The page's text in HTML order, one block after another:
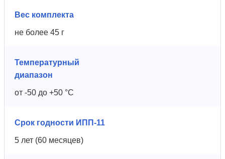
Вес комплекта
не более 45 г
Температурный
диапазон
от -50 до +50 °C
Срок годности ИПП-11
5 лет (60 месяцев)